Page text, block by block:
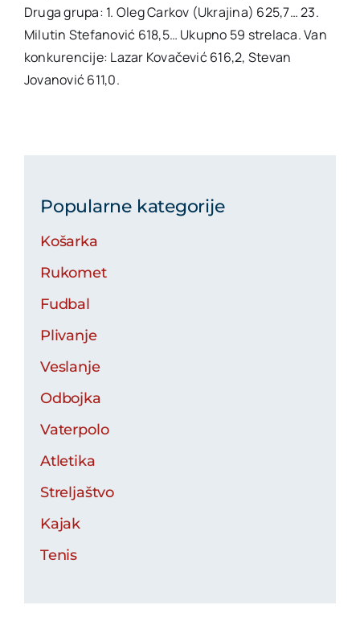
Druga grupa: 1. Oleg Carkov (Ukrajina) 625,7… 23.
Milutin Stefanović 618,5… Ukupno 59 strelaca. Van
konkurencije: Lazar Kovačević 616,2, Stevan
Jovanović 611,0.
Popularne kategorije
Košarka
Rukomet
Fudbal
Plivanje
Veslanje
Odbojka
Vaterpolo
Atletika
Streljaštvo
Kajak
Tenis